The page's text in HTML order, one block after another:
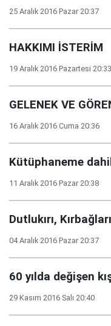
25 Aralık 2016 Pazar 20:37
HAKKIMI İSTERİM
19 Aralık 2016 Pazartesi 20:33
GELENEK VE
16 Aralık 2016 Cuma 20:36
Kütüphaneme
11 Aralık 2016 Pazar 20:38
Dutlukırı,
04 Aralık 2016 Pazar 20:37
60 yılda değişen
29 Kasım 2016 Salı 20:40